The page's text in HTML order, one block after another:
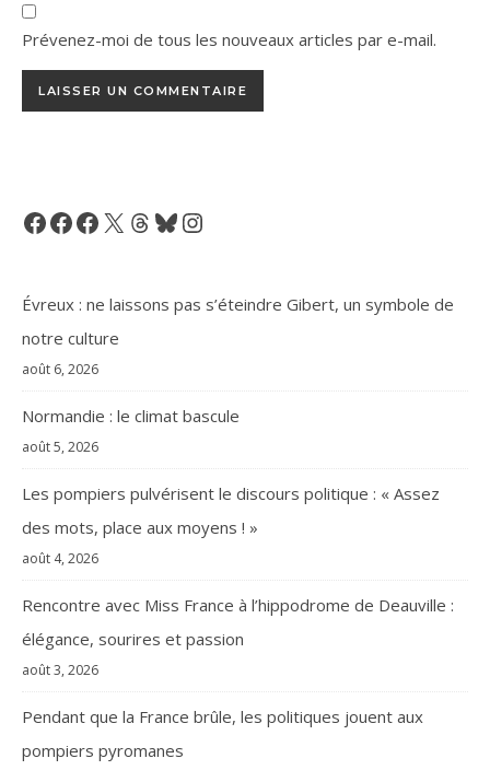
Prévenez-moi de tous les nouveaux articles par e-mail.
Facebook
Facebook
Facebook
X Threads
BlueskyInstagram
Évreux : ne laissons pas s’éteindre Gibert, un symbole de
notre culture
août 6, 2026
Normandie : le climat bascule
août 5, 2026
Les pompiers pulvérisent le discours politique : « Assez
des mots, place aux moyens ! »
août 4, 2026
Rencontre avec Miss France à l’hippodrome de Deauville :
élégance, sourires et passion
août 3, 2026
Pendant que la France brûle, les politiques jouent aux
pompiers pyromanes